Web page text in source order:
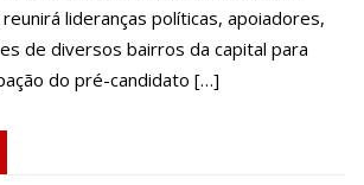
lideranças políticas, apoiadores,
de diversos bairros da capital para
do pré-candidato […]